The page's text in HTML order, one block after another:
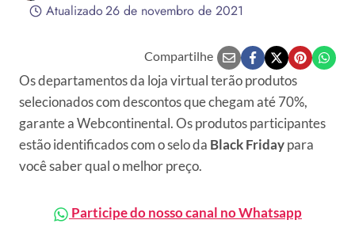
Atualizado26 de novembro de 2021
Compartilhe
Os departamentos da loja virtual terão produtos
selecionados com descontos que chegam até 70%,
garante a Webcontinental. Os produtos participantes
estão identificados com o selo da Black Fridaypara
você saber qual o melhor preço.
Participe do nosso canal no Whatsapp